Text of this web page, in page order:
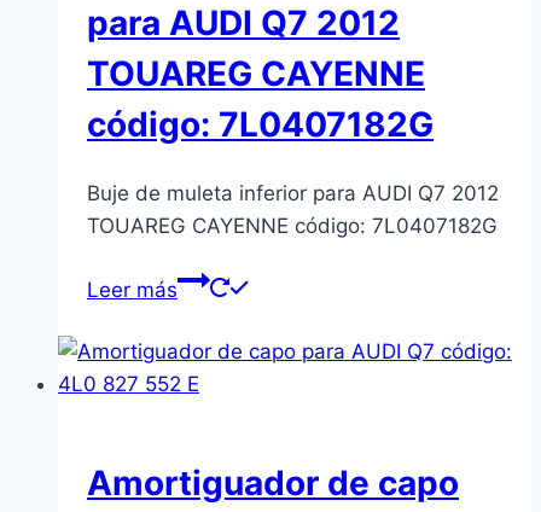
para AUDI Q7 2012
TOUAREG CAYENNE
código: 7L0407182G
Buje de muleta inferior para AUDI Q7 2012
TOUAREG CAYENNE código: 7L0407182G
Leer más
Amortiguador de capo